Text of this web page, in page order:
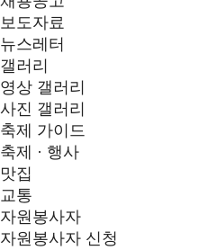
보도자료
뉴스레터
갤러리
영상 갤러리
사진 갤러리
축제 가이드
축제 · 행사
맛집
교통
자원봉사자
자원봉사자 신청